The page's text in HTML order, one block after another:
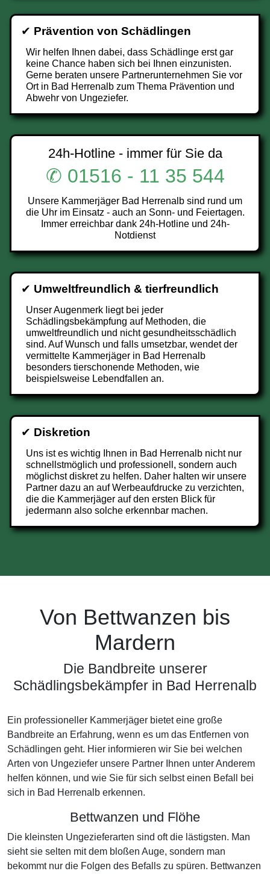
✔ Prävention von Schädlingen
Wir helfen Ihnen dabei, dass Schädlinge erst gar
keine Chance haben sich bei Ihnen einzunisten.
Gerne beraten unsere Partnerunternehmen Sie vor
Ort in Bad Herrenalb zum Thema Prävention und
Abwehr von Ungeziefer.
24h-Hotline - immer für Sie da
✆ 01516 - 11 35 544
Unsere Kammerjäger Bad Herrenalb sind rund um
die Uhr im Einsatz - auch an Sonn- und Feiertagen.
Immer erreichbar dank 24h-Hotline und 24h-
Notdienst
✔ Umweltfreundlich & tierfreundlich
Unser Augenmerk liegt bei jeder
Schädlingsbekämpfung auf Methoden, die
umweltfreundlich und nicht gesundheitsschädlich
sind. Auf Wunsch und falls umsetzbar, wendet der
vermittelte Kammerjäger in Bad Herrenalb
besonders tierschonende Methoden, wie
beispielsweise Lebendfallen an.
✔ Diskretion
Uns ist es wichtig Ihnen in Bad Herrenalb nicht nur
schnellstmöglich und professionell, sondern auch
möglichst diskret zu helfen. Daher halten wir unsere
Partner dazu an auf Werbeaufdrucke zu verzichten,
die die Kammerjäger auf den ersten Blick für
jedermann also solche erkennbar machen.
Von Bettwanzen bis
Mardern
Die Bandbreite unserer
Schädlingsbekämpfer in Bad Herrenalb
Ein professioneller Kammerjäger bietet eine große
Bandbreite an Erfahrung, wenn es um das Entfernen von
Schädlingen geht. Hier informieren wir Sie bei welchen
Arten von Ungeziefer unsere Partner Ihnen unter Anderem
helfen können, und wie Sie für sich selbst einen Befall bei
sich in Bad Herrenalb erkennen.
Bettwanzen und Flöhe
Die kleinsten Ungezieferarten sind oft die lästigsten. Man
sieht sie selten mit dem bloßen Auge, sondern man
bekommt nur die Folgen des Befalls zu spüren. Bettwanzen